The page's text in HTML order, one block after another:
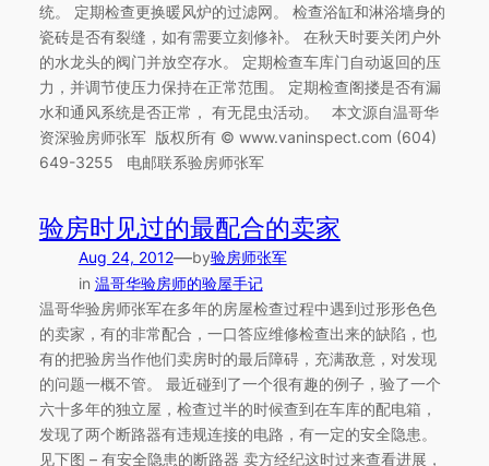
统。 定期检查更换暖风炉的过滤网。 检查浴缸和淋浴墙身的
瓷砖是否有裂缝，如有需要立刻修补。 在秋天时要关闭户外
的水龙头的阀门并放空存水。 定期检查车库门自动返回的压
力，并调节使压力保持在正常范围。 定期检查阁搂是否有漏
水和通风系统是否正常， 有无昆虫活动。 本文源自温哥华
资深验房师张军 版权所有 © www.vaninspect.com (604)
649-3255 电邮联系验房师张军
验房时见过的最配合的卖家
Aug 24, 2012—by验房师张军
in 温哥华验房师的验屋手记
温哥华验房师张军在多年的房屋检查过程中遇到过形形色色
的卖家，有的非常配合，一口答应维修检查出来的缺陷，也
有的把验房当作他们卖房时的最后障碍，充满敌意，对发现
的问题一概不管。 最近碰到了一个很有趣的例子，验了一个
六十多年的独立屋，检查过半的时候查到在车库的配电箱，
发现了两个断路器有违规连接的电路，有一定的安全隐患。
见下图 – 有安全隐患的断路器 卖方经纪这时过来查看进展，